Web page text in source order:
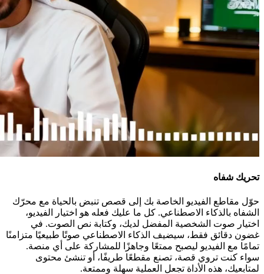
تحريك شفاه
حوّل مقاطع الفيديو الخاصة بك إلى قصص تنبض بالحياة مع محرّك
الشفاه بالذكاء الاصطناعي. كل ما عليك فعله هو اختيار الفيديو،
اختيار صوت الشخصية المفضل لديك، وكتابة نص الصوت. في
غضون دقائق فقط، سيضيف الذكاء الاصطناعي صوتًا طبيعيًا متزامنًا
تمامًا مع الفيديو ليصبح ممتعًا وجاهزًا للمشاركة على أي منصة.
سواء كنت تروي قصة، تصنع مقطعًا طريفًا، أو تنشئ محتوى
لمتابعيك، هذه الأداة تجعل العملية سهلة وممتعة.